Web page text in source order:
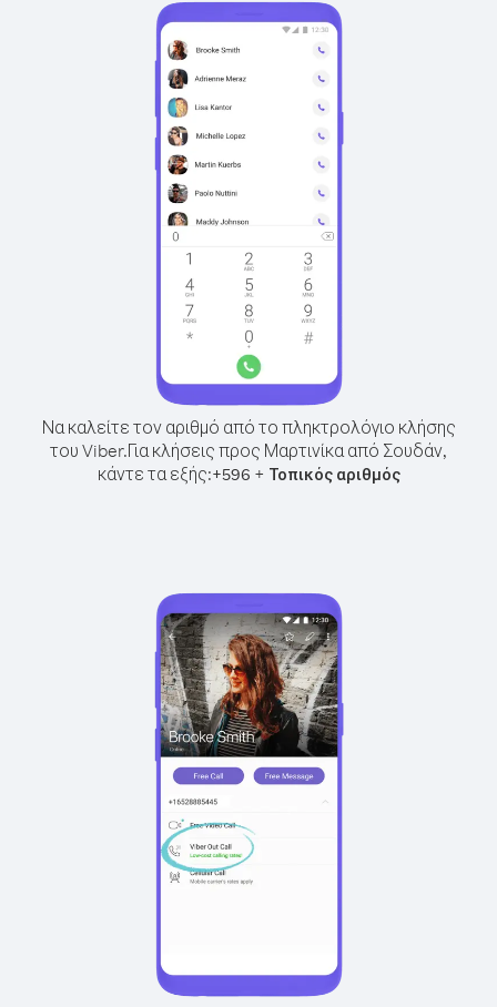
Να καλείτε τον αριθμό από το πληκτρολόγιο κλήσης
του Viber.Για κλήσεις προς Μαρτινίκα από Σουδάν,
κάντε τα εξής:+596 + Τοπικός αριθμός